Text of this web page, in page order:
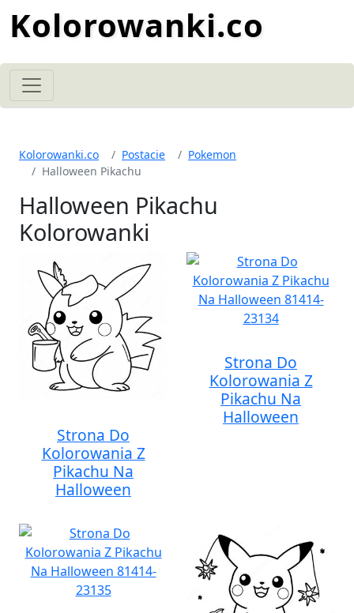
Kolorowanki.co
Kolorowanki.co Postacie
Pokemon
Halloween Pikachu
Halloween Pikachu
Kolorowanki
Strona Do
Kolorowania Z
Pikachu Na
Halloween
Strona Do
Kolorowania Z
Pikachu Na
Halloween